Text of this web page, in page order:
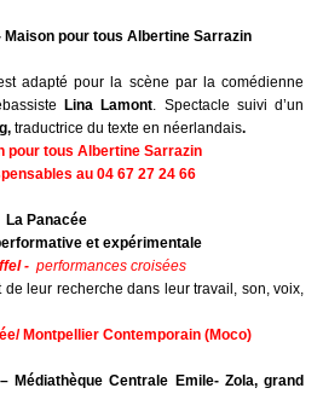
Maison pour tous Albertine Sarrazin
adapté pour la scène par la comédienne
Lina Lamont. Spectacle suivi d’un
traductrice du texte en néerlandais.
pour tous Albertine Sarrazin
au 04 67 27 24 66
La Panacée
et expérimentale
- performances croisées
de leur recherche dans leur travail, son, voix,
Montpellier Contemporain (Moco)
Médiathèque Centrale Emile- Zola, grand